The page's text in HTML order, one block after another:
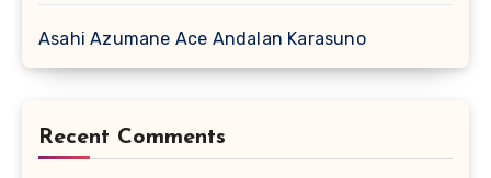
Asahi Azumane Ace Andalan Karasuno
Recent Comments